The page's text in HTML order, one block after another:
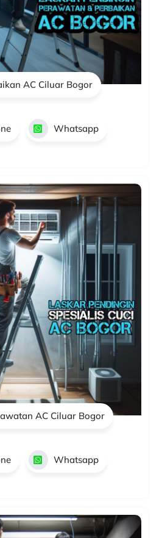
AC Ciluar Bogor
Whatsapp
AC Ciluar Bogor
Whatsapp